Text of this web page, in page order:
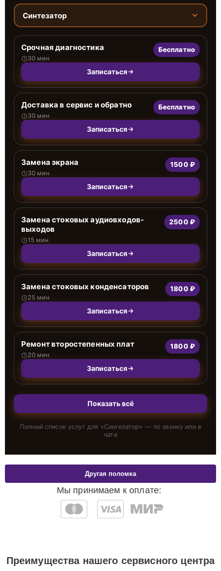
Синтезатор
Срочная диагностика
30 мин
Бесплатно
Записаться
Доставка в сервис и обратно
30 мин
Бесплатно
Записаться
Замена экрана
30 мин
1500 ₽
Записаться
Замена стоковых аудиовходов-
выходов
15 мин
2500 ₽
Записаться
Замена стоковых конденсаторов
25 мин
1800 ₽
Записаться
Ремонт второстепенных плат
20 мин
1800 ₽
Записаться
Показать всё
Полный список услуг для «Синтезатор» — по звонку или в
чате
Мы принимаем к оплате:
Другая поломка
Преимущества нашего сервисного центра